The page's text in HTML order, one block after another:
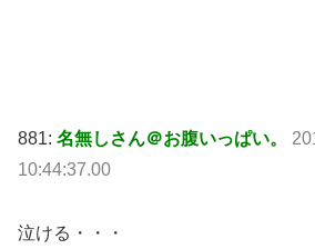
881: 名無しさん＠お腹いっぱい。
10:44:37.00
泣ける・・・